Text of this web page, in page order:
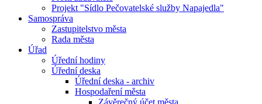
Projekt "Sídlo Pečovatelské služby Napajedla"
Samospráva
Zastupitelstvo města
Rada města
Úřad
Úřední hodiny
Úřední deska
Úřední deska - archiv
Hospodaření města
Závěrečný účet města